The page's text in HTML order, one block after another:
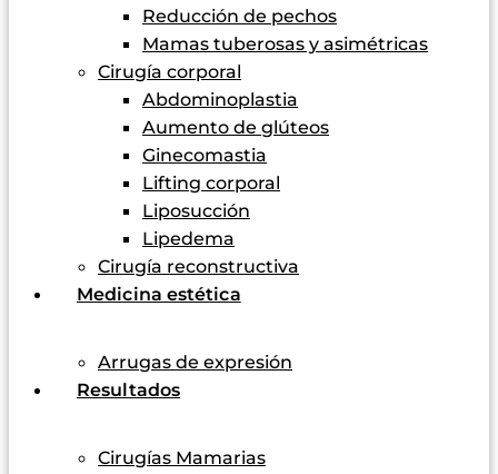
Reducción de pechos
Mamas tuberosas y asimétricas
Cirugía corporal
Abdominoplastia
Aumento de glúteos
Ginecomastia
Lifting corporal
Liposucción
Lipedema
Cirugía reconstructiva
Medicina estética
Arrugas de expresión
Resultados
Cirugías Mamarias